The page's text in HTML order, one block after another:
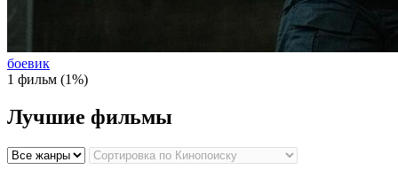
боевик
1 фильм (1%)
Лучшие фильмы